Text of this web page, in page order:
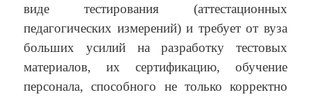
виде тестирования (аттестационных
педагогических измерений) и требует от вуза
больших усилий на разработку тестовых
материалов, их сертификацию, обучение
персонала, способного не только корректно